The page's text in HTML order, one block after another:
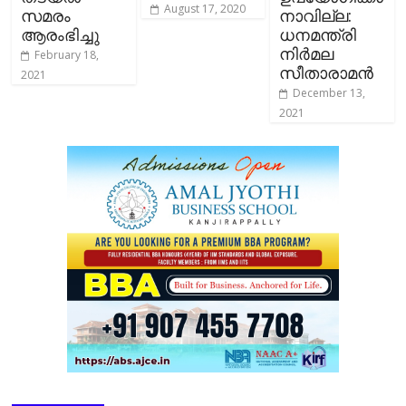
സമരം
ആരംഭിച്ചു
February 18,
2021
August 17, 2020
നാവില്ല:
ധനമന്ത്രി
നിര്‍മല
സീതാരാമൻ
December 13,
2021